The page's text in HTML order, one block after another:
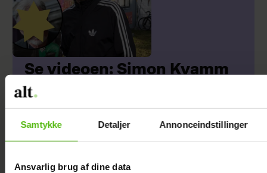
Samtykke Detaljer Annonceindstillinger
Ansvarlig brug af dine data
Se videoen: Simon Kvamm
overrasker med særlig gæst